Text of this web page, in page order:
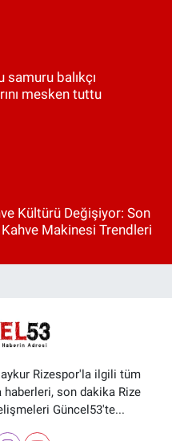
samuru balıkçı
mesken tuttu
Kültürü Değişiyor: Son
Makinesi Trendleri
Rizespor'la ilgili tüm
son dakika Rize
Güncel53'te...